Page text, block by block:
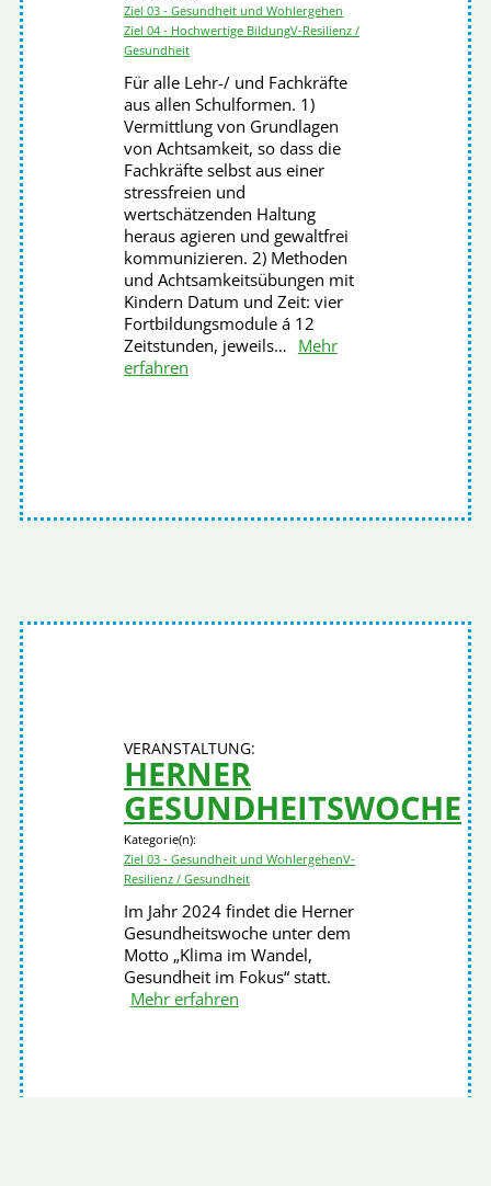
Ziel 03 - Gesundheit und Wohlergehen
Ziel 04 - Hochwertige BildungV-Resilienz /
Gesundheit
Für alle Lehr-/ und Fachkräfte
aus allen Schulformen. 1)
Vermittlung von Grundlagen
von Achtsamkeit, so dass die
Fachkräfte selbst aus einer
stressfreien und
wertschätzenden Haltung
heraus agieren und gewaltfrei
kommunizieren. 2) Methoden
und Achtsamkeitsübungen mit
Kindern Datum und Zeit: vier
Fortbildungsmodule á 12
Zeitstunden, jeweils… Mehr
erfahren
HERNER
GESUNDHEITSWOCHE
Kategorie(n):
Ziel 03 - Gesundheit und WohlergehenV-
Resilienz / Gesundheit
Im Jahr 2024 findet die Herner
Gesundheitswoche unter dem
Motto „Klima im Wandel,
Gesundheit im Fokus“ statt.
Mehr erfahren